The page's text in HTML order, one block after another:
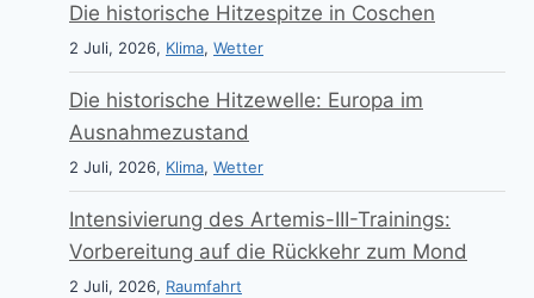
Die historische Hitzespitze in Coschen
2 Juli, 2026, Klima, Wetter
Die historische Hitzewelle: Europa im
Ausnahmezustand
2 Juli, 2026, Klima, Wetter
Intensivierung des Artemis-III-Trainings:
Vorbereitung auf die Rückkehr zum Mond
2 Juli, 2026, Raumfahrt